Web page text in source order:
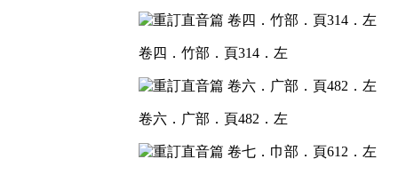
卷四．竹部．頁314．左
卷六．广部．頁482．左